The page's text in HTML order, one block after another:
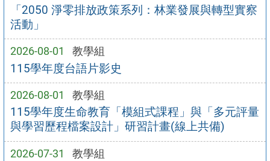
「2050 淨零排放政策系列：林業發展與轉型實察
活動」
2026-08-01 教學組
115學年度台語片影史
2026-08-01 教學組
115學年度生命教育「模組式課程」與「多元評量
與學習歷程檔案設計」研習計畫(線上共備)
2026-07-31 教學組